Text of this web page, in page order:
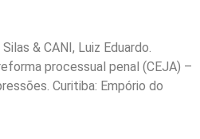
& CANI, Luiz Eduardo.
processual penal (CEJA) –
Curitiba: Empório do